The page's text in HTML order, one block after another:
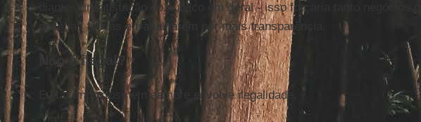
diante a insatisfação do público em geral - isso forçaria tanto negócios
pessoas físicas e trabalharem por mais transparência.
Não é ilegal?
Evitar impostos nem sempre envolve ilegalidade.